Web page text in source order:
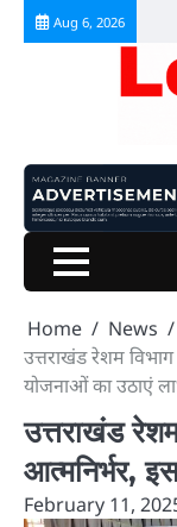
Skip
Aug 6, 2026
Home
News
उत्तराखंड रेशम
योजनाओं का उठाएं
उत्तराखंड
आत्मनिर्भर,
February 11,